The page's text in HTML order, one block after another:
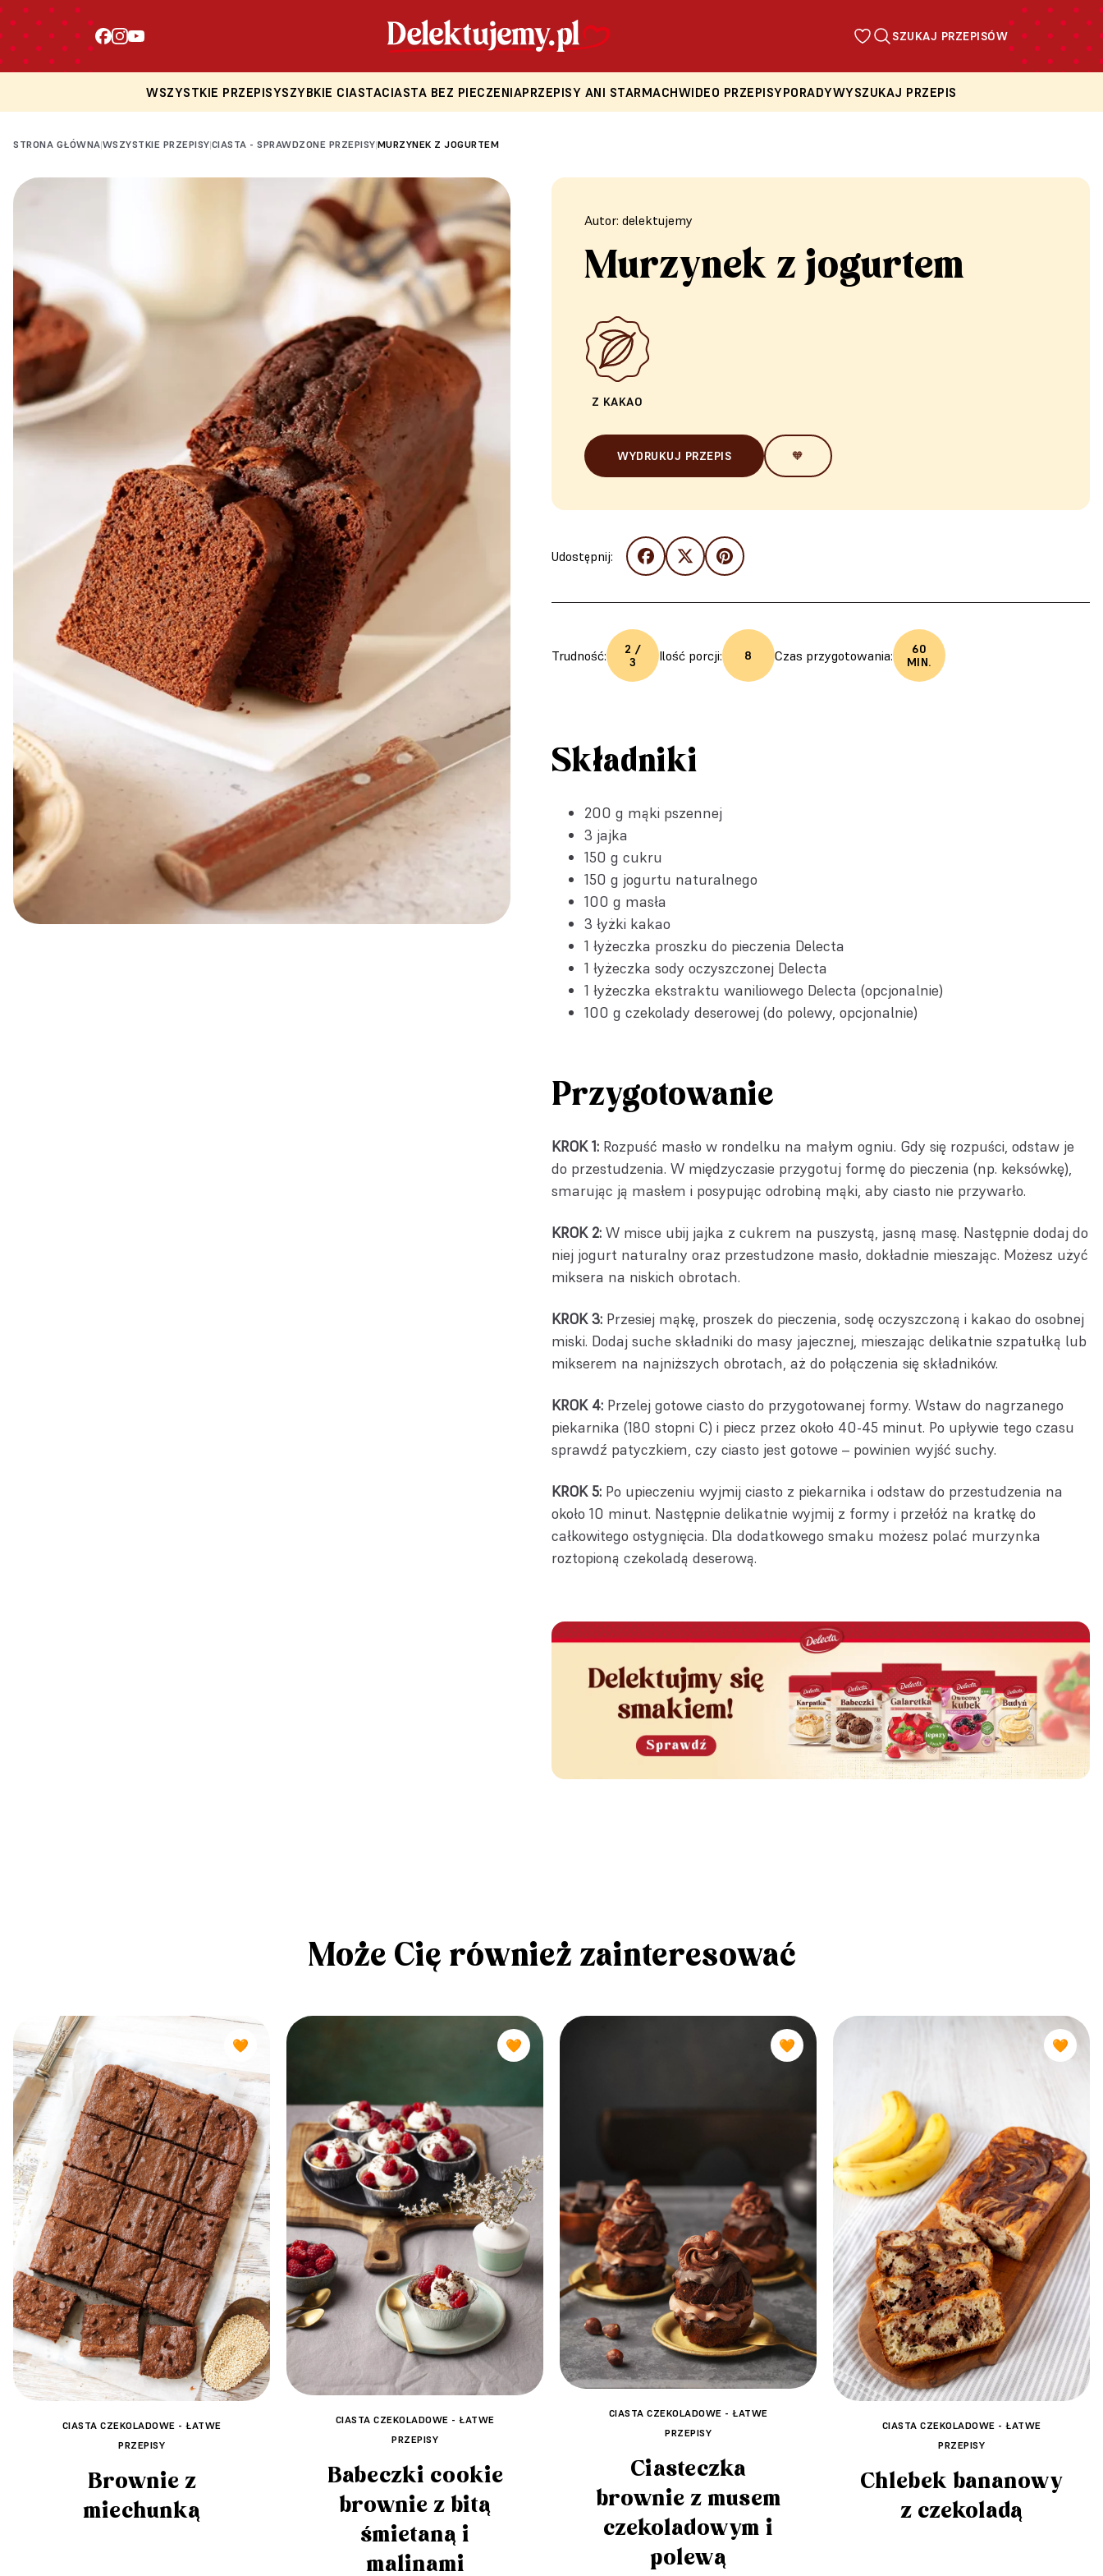
SZUKAJ PRZEPISÓW
WSZYSTKIE PRZEPISYSZYBKIE CIASTACIASTA BEZ PIECZENIAPRZEPISY ANI STARMACHWIDEO PRZEPISYPORADYWYSZUKAJ PRZEPIS
STRONA GŁÓWNA|WSZYSTKIE PRZEPISY|CIASTA - SPRAWDZONE PRZEPISY|MURZYNEK Z JOGURTEM
Autor: delektujemy
Murzynek z jogurtem
Z KAKAO
WYDRUKUJ PRZEPIS 🧡
Udostępnij:
Trudność:
2 /
3
Ilość porcji: 8 Czas przygotowania:
60
MIN.
Składniki
200 g mąki pszennej
3 jajka
150 g cukru
150 g jogurtu naturalnego
100 g masła
3 łyżki kakao
1 łyżeczka proszku do pieczenia Delecta
1 łyżeczka sody oczyszczonej Delecta
1 łyżeczka ekstraktu waniliowego Delecta (opcjonalnie)
100 g czekolady deserowej (do polewy, opcjonalnie)
Przygotowanie
KROK 1: Rozpuść masło w rondelku na małym ogniu. Gdy się rozpuści, odstaw je
do przestudzenia. W międzyczasie przygotuj formę do pieczenia (np. keksówkę),
smarując ją masłem i posypując odrobiną mąki, aby ciasto nie przywarło.
KROK 2: W misce ubij jajka z cukrem na puszystą, jasną masę. Następnie dodaj do
niej jogurt naturalny oraz przestudzone masło, dokładnie mieszając. Możesz użyć
miksera na niskich obrotach.
KROK 3: Przesiej mąkę, proszek do pieczenia, sodę oczyszczoną i kakao do osobnej
miski. Dodaj suche składniki do masy jajecznej, mieszając delikatnie szpatułką lub
mikserem na najniższych obrotach, aż do połączenia się składników.
KROK 4: Przelej gotowe ciasto do przygotowanej formy. Wstaw do nagrzanego
piekarnika (180 stopni C) i piecz przez około 40-45 minut. Po upływie tego czasu
sprawdź patyczkiem, czy ciasto jest gotowe – powinien wyjść suchy.
KROK 5: Po upieczeniu wyjmij ciasto z piekarnika i odstaw do przestudzenia na
około 10 minut. Następnie delikatnie wyjmij z formy i przełóż na kratkę do
całkowitego ostygnięcia. Dla dodatkowego smaku możesz polać murzynka
roztopioną czekoladą deserową.
Może Cię również zainteresować
🧡
CIASTA CZEKOLADOWE - ŁATWE
PRZEPISY
Brownie z
miechunką
🧡
CIASTA CZEKOLADOWE - ŁATWE
PRZEPISY
Babeczki cookie
brownie z bitą
śmietaną i
malinami
🧡
CIASTA CZEKOLADOWE - ŁATWE
PRZEPISY
Ciasteczka
brownie z musem
czekoladowym i
polewą
🧡
CIASTA CZEKOLADOWE - ŁATWE
PRZEPISY
Chlebek bananowy
z czekoladą